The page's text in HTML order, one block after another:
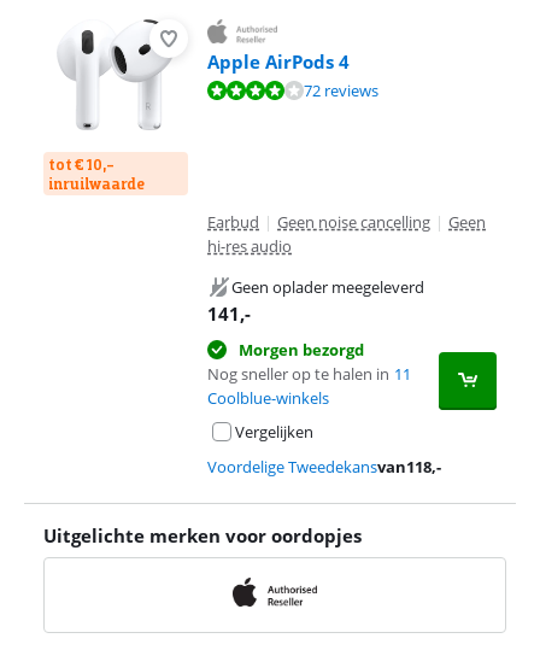
tot € 10,-
inruilwaarde
Apple AirPods 4
Beoordeling is 8,3 van de 10, gebaseerd op 72 reviews.
72 reviews
Earbud | Geen noise cancelling | Geen
hi-res audio
Geen oplader meegeleverd
141,-
Morgen bezorgd
Nog sneller op te halen in 11
Coolblue-winkels
Vergelijken
Voordelige Tweedekansvan118,-
Uitgelichte merken voor oordopjes